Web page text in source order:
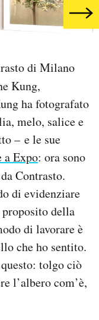
di Milano
Kung,
ha fotografato
melo, salice e
– e le sue
a Expo: ora sono
Contrasto.
di evidenziare
della
di lavorare è
che ho sentito.
tolgo ciò
l’albero com’è,